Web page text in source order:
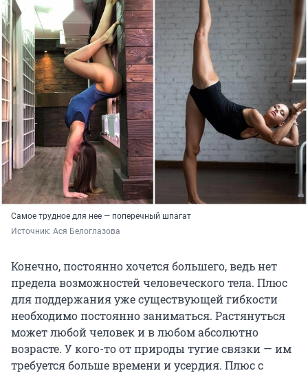
Самое трудное для нее — поперечный шпагат
Источник: Ася Белоглазова
Конечно, постоянно хочется большего, ведь нет
предела возможностей человеческого тела. Плюс
для поддержания уже существующей гибкости
необходимо постоянно заниматься. Растянуться
может любой человек и в любом абсолютно
возрасте. У кого-то от природы тугие связки — им
требуется больше времени и усердия. Плюс с